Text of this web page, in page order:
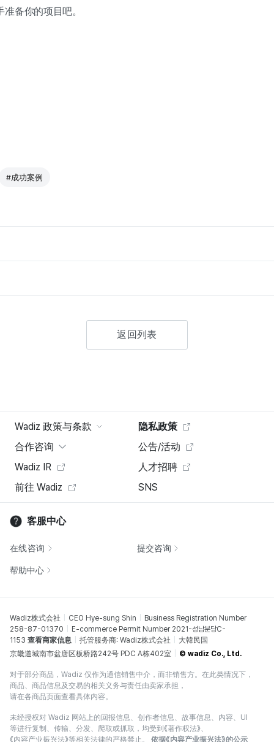
备你的项目吧。
#成功案例
返回列表
Wadiz 政策与条款
隐私政策
合作咨询
公告/活动
Wadiz IR
人才招聘
前往 Wadiz
SNS
客服中心
在线咨询 提交咨询
帮助中心
Wadiz株式会社 CEO Hye-sung Shin
Business Registration Number
258-87-01370
E-commerce Permit Number 2021-성남분당C-
1153 查看商家信息 托管服务商: Wadiz株式会社
大韓民国
京畿道城南市盆唐区板桥路242号 PDC A栋402室
© wadiz Co., Ltd.
对于部分商品，Wadiz 仅作为通信销售中介，而非销售方。在此类情况下，
商品、商品信息及交易的相关义务与责任由卖家承担，
请在各商品页面查看具体内容。
未经授权对 Wadiz 网站上的回报信息、创作者信息、故事信息、内容、UI
等进行复制、传输、分发、爬取或抓取，均受到《著作权法》、
《内容产业振兴法》等相关法律的严格禁止。
依据《内容产业振兴法》的公示